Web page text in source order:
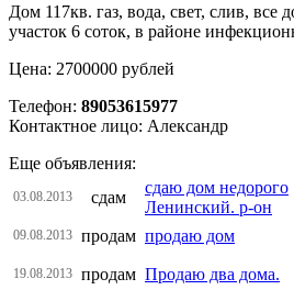
Дом 117кв. газ, вода, свет, слив, все
участок 6 соток, в районе
Цена: 2700000 рублей
Телефон: 89053615977
Контактное лицо: Александр
Еще объявления:
03.08.2013 сдам
сдаю дом недорого
Ленинский. р-он
09.08.2013 продам продаю дом
19.08.2013 продам Продаю два дома.